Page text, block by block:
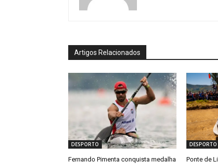
Artigos Relacionados
DESPORTO
Fernando Pimenta conquista medalha
DESPORTO
Ponte de